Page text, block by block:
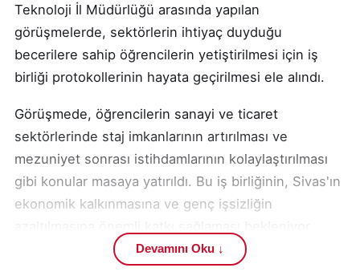
Teknoloji İl Müdürlüğü arasında yapılan
görüşmelerde, sektörlerin ihtiyaç duyduğu
becerilere sahip öğrencilerin yetiştirilmesi için iş
birliği protokollerinin hayata geçirilmesi ele alındı.
Görüşmede, öğrencilerin sanayi ve ticaret
sektörlerinde staj imkanlarının artırılması ve
mezuniyet sonrası istihdamlarının kolaylaştırılması
gibi konular masaya yatırıldı. Bu iş birliğinin, Sivas'ın
ekonomik kalkınmasına ve genç işsizliğin
Yapıcı ve samimi bir havada geçen ziyaret, kurumlar
Devamını Oku ↓